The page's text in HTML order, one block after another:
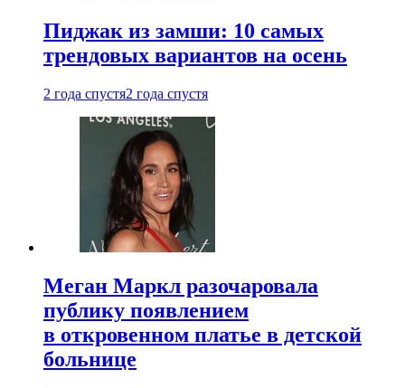
Пиджак из замши: 10 самых
трендовых вариантов на осень
2 года спустя2 года спустя
Меган Маркл разочаровала
публику появлением
в откровенном платье в детской
больнице